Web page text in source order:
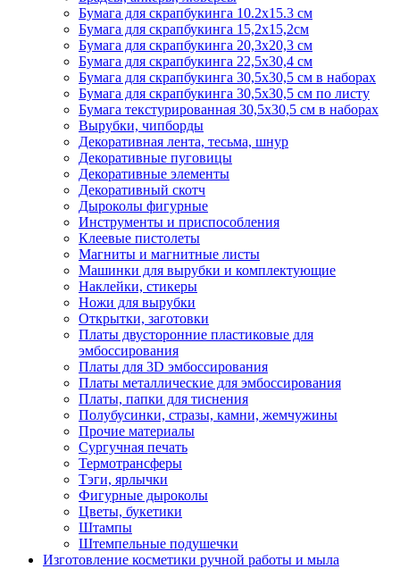
Бумага для скрапбукинга 10.2х15.3 см
Бумага для скрапбукинга 15,2х15,2см
Бумага для скрапбукинга 20,3х20,3 см
Бумага для скрапбукинга 22,5х30,4 см
Бумага для скрапбукинга 30,5х30,5 см в наборах
Бумага для скрапбукинга 30,5х30,5 см по листу
Бумага текстурированная 30,5х30,5 см в наборах
Вырубки, чипборды
Декоративная лента, тесьма, шнур
Декоративные пуговицы
Декоративные элементы
Декоративный скотч
Дыроколы фигурные
Инструменты и приспособления
Клеевые пистолеты
Магниты и магнитные листы
Машинки для вырубки и комплектующие
Наклейки, стикеры
Ножи для вырубки
Открытки, заготовки
Платы двусторонние пластиковые для
эмбоссирования
Платы для 3D эмбоссирования
Платы металлические для эмбоссирования
Платы, папки для тиснения
Полубусинки, стразы, камни, жемчужины
Прочие материалы
Сургучная печать
Термотрансферы
Тэги, ярлычки
Фигурные дыроколы
Цветы, букетики
Штампы
Штемпельные подушечки
Изготовление косметики ручной работы и мыла